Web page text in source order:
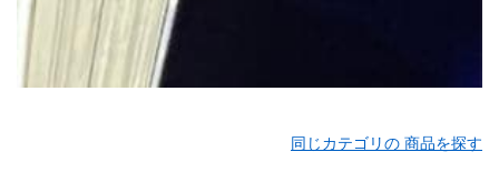
同じカテゴリの 商品を探す